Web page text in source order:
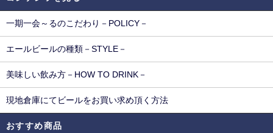
一期一会～るのこだわり－POLICY－
エールビールの種類－STYLE－
美味しい飲み方－HOW TO DRINK－
現地倉庫にてビールをお買い求め頂く方法
おすすめ商品